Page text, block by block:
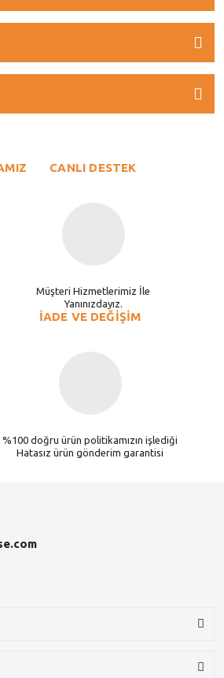
CANLI DESTEK
Müşteri Hizmetlerimiz İle
Yanınızdayız.
İADE VE DEĞİŞİM
%100 doğru ürün politikamızın işlediği
Hatasız ürün gönderim garantisi